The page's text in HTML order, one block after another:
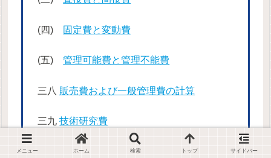
(四) 固定費と変動費
(五)管理可能費と管理不能費
三八 販売費および一般管理費の計算
三九技術研究費
メニュー ホーム 検索 トップ サイドバー